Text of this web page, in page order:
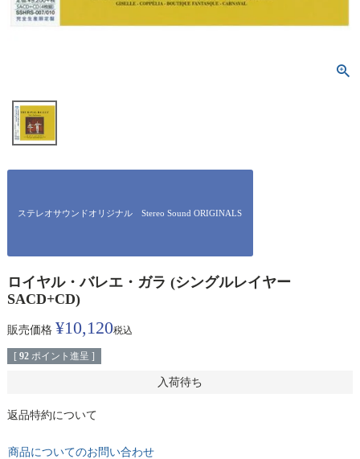
ステレオサウンドオリジナル Stereo Sound ORIGINALS
ロイヤル・バレエ・ガラ (シングルレイヤー
SACD+CD)
販売価格 ¥10,120税込
[ 92 ポイント進呈 ]
入荷待ち
返品特約について
商品についてのお問い合わせ